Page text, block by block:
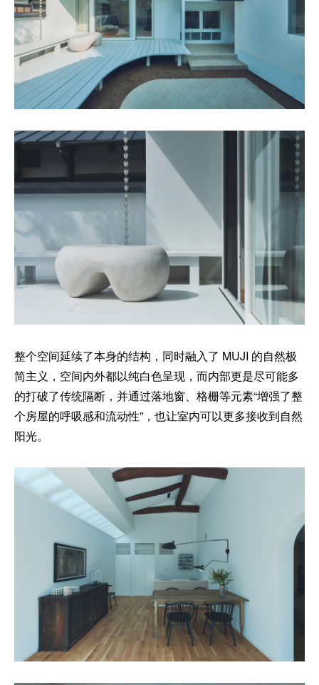
整个空间延续了本身的结构，同时融入了 MUJI 的自然极
简主义，空间内外都以纯白色呈现，而内部更是尽可能多
的打破了传统隔断，并通过落地窗、格栅等元素“增强了整
个房屋的呼吸感和流动性”，也让室内可以更多接收到自然
阳光。